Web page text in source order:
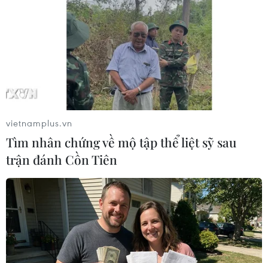
Quan tài bằng vàng nghìn năm tuổi bị
đánh cắp được trả về Ai Cập
02/10/2019 02:22
vietnamplus.vn
Tìm nhân chứng về mộ tập thể liệt sỹ sau
trận đánh Cồn Tiên